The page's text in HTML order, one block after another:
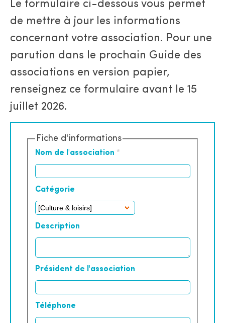
Le formulaire ci-dessous vous permet
de mettre à jour les informations
concernant votre association. Pour une
parution dans le prochain Guide des
associations en version papier,
renseignez ce formulaire avant le 15
juillet 2026.
Fiche d'informations
Nom de l'association *
Catégorie
Description
Président de l'association
Téléphone